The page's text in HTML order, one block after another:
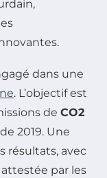
dans une
. L’objectif est
de CO2
2019. Une
résultats, avec
attestée par les